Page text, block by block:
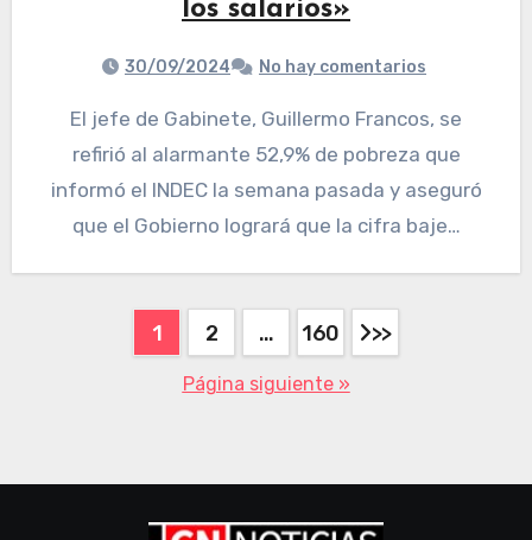
los salarios»
30/09/2024 No hay comentarios
El jefe de Gabinete, Guillermo Francos, se
refirió al alarmante 52,9% de pobreza que
informó el INDEC la semana pasada y aseguró
que el Gobierno logrará que la cifra baje…
1 2 … 160
Página siguiente »